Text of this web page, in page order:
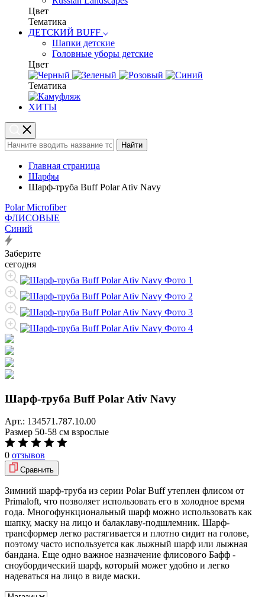
Цвет
Тематика
ДЕТСКИЙ BUFF
Шапки детские
Головные уборы детские
Цвет
Тематика
ХИТЫ
Найти
Главная страница
Шарфы
Шарф-труба Buff Polar Ativ Navy
Polar Microfiber
ФЛИСОВЫЕ
Синий
Заберите
сегодня
Шарф-труба Buff Polar Ativ Navy
Арт.: 134571.787.10.00
Размер 50-58 см взрослые
0 отзывов
Сравнить
Зимний шарф-труба из серии Polar Buff утеплен флисом от
Primaloft, что позволяет использовать его в холодное время
года. Многофункциональный шарф можно использовать как
шапку, маску на лицо и балаклаву-подшлемник. Шарф-
трансформер легко растягивается и плотно сидит на голове,
поэтому часто используется как лыжный шарф или лыжная
бандана. Еще одно важное назначение флисового Бафф -
сноубордический шарф, который может удобно и легко
надеваться на лицо в виде маски.